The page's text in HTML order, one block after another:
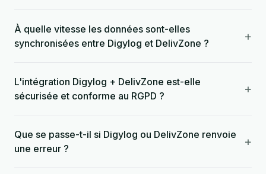
À quelle vitesse les données sont-elles
synchronisées entre Digylog et DelivZone ?
+
L'intégration Digylog + DelivZone est-elle
sécurisée et conforme au RGPD ?
+
Que se passe-t-il si Digylog ou DelivZone renvoie
une erreur ?
+